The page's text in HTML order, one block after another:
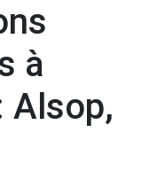
à
Alsop,